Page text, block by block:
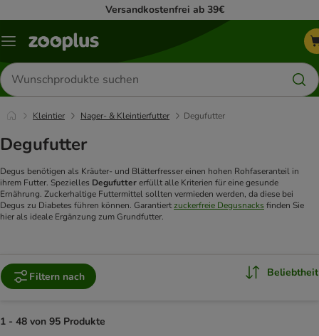
Versandkostenfrei ab 39€
Menü
Produkte
suchen
Kleintier Nager- & Kleintierfutter Degufutter
Degufutter
Degus benötigen als Kräuter- und Blätterfresser einen hohen Rohfaseranteil in
ihrem Futter. Spezielles Degufuttererfüllt alle Kriterien für eine gesunde
Ernährung. Zuckerhaltige Futtermittel sollten vermieden werden, da diese bei
Degus zu Diabetes führen können. Garantiertzuckerfreie Degusnacks finden Sie
hier als ideale Ergänzung zum Grundfutter.
Filtern nach Beliebtheit
1 - 48 von 95 Produkte